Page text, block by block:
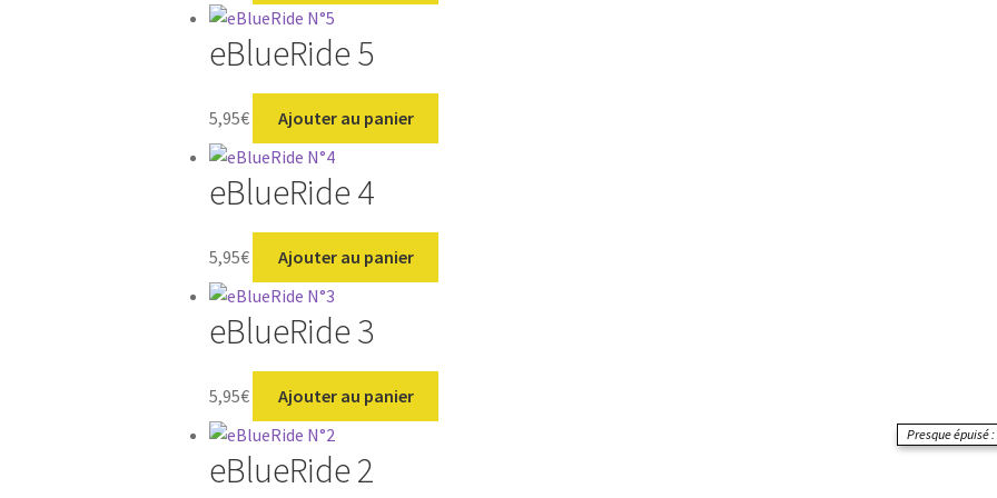
eBlueRide 5
5,95€ Ajouter au panier
eBlueRide 4
5,95€ Ajouter au panier
eBlueRide 3
5,95€ Ajouter au panier
Presque épuisé :
eBlueRide 2